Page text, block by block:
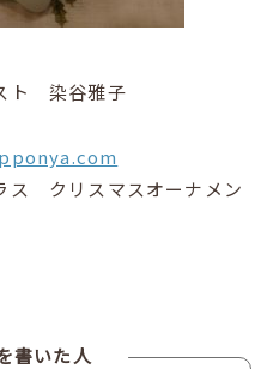
ト 染谷雅子
ス クリスマスオーナメン
書いた人